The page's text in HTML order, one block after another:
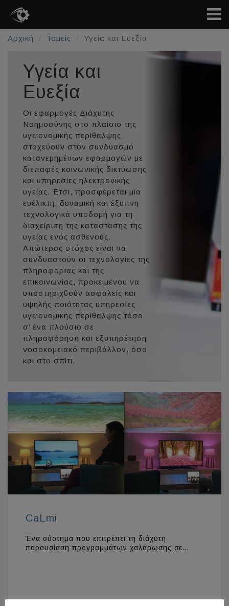
Αρχική Τομείς Υγεία και Ευεξία
Υγεία και
Ευεξία
Οι εφαρμογές Διάχυτης
Νοημοσύνης στο πλαίσιο της
υγειονομικής περίθαλψης
στοχεύουν στον συνδυασμό
κατανεμημένων εφαρμογών με
διεπαφές κοινωνικής δικτύωσης
και υπηρεσίες ηλεκτρονικής
υγείας. Έτσι, προσφέρεται μία
ευέλικτη, δυναμική και έξυπνη
τεχνολογικά υποδομή για τη
διαχείριση της κατάστασης της
υγείας ενός ασθενούς.
Απώτερος στόχος είναι να
συνδυαστούν οι τεχνολογίες της
πληροφορίας και της
επικοινωνίας, προκειμένου να
υποστηριχθούν ασφαλείς και
υψηλής ποιότητας υπηρεσίες
υγειονομικής περίθαλψης τόσο
σ’ ένα πλούσιο σε
πληροφόρηση και εξυπηρέτηση
νοσοκομειακό περιβάλλον, όσο
και στο σπίτι.
CaLmi
Ένα σύστημα που επιτρέπει τη διάχυτη
παρουσίαση προγραμμάτων χαλάρωσης σε…